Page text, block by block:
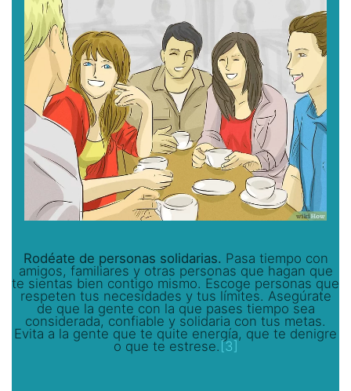
Rodéate de personas solidarias. Pasa tiempo con
amigos, familiares y otras personas que hagan que
te sientas bien contigo mismo. Escoge personas que
respeten tus necesidades y tus límites. Asegúrate
de que la gente con la que pases tiempo sea
considerada, confiable y solidaria con tus metas.
Evita a la gente que te quite energía, que te denigre
o que te estrese. [3]